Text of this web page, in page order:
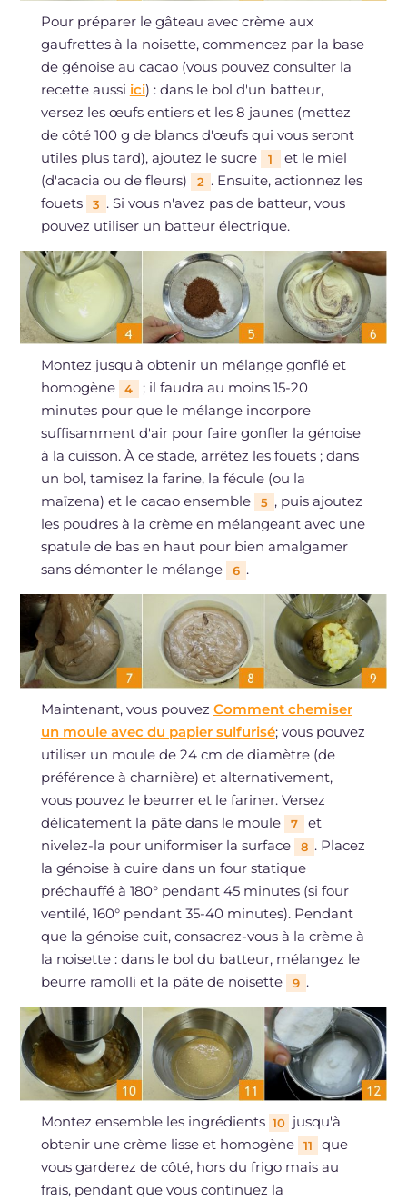
Pour préparer le gâteau avec crème aux
gaufrettes à la noisette, commencez par la base
de génoise au cacao (vous pouvez consulter la
recette aussi ici) : dans le bol d'un batteur,
versez les œufs entiers et les 8 jaunes (mettez
de côté 100 g de blancs d'œufs qui vous seront
utiles plus tard), ajoutez le sucre
1
et le miel
(d'acacia ou de fleurs)
2 . Ensuite, actionnez les
fouets
3 . Si vous n'avez pas de batteur, vous
pouvez utiliser un batteur électrique.
Montez jusqu'à obtenir un mélange gonflé et
homogène
4
; il faudra au moins 15-20
minutes pour que le mélange incorpore
suffisamment d'air pour faire gonfler la génoise
à la cuisson. À ce stade, arrêtez les fouets ; dans
un bol, tamisez la farine, la fécule (ou la
maïzena) et le cacao ensemble
5 , puis ajoutez
les poudres à la crème en mélangeant avec une
spatule de bas en haut pour bien amalgamer
sans démonter le mélange
6 .
Maintenant, vous pouvez Comment chemiser
un moule avec du papier sulfurisé; vous pouvez
utiliser un moule de 24 cm de diamètre (de
préférence à charnière) et alternativement,
vous pouvez le beurrer et le fariner. Versez
délicatement la pâte dans le moule
7
et
nivelez-la pour uniformiser la surface
8 . Placez
la génoise à cuire dans un four statique
préchauffé à 180° pendant 45 minutes (si four
ventilé, 160° pendant 35-40 minutes). Pendant
que la génoise cuit, consacrez-vous à la crème à
la noisette : dans le bol du batteur, mélangez le
beurre ramolli et la pâte de noisette
9 .
Montez ensemble les ingrédients 10 jusqu'à
obtenir une crème lisse et homogène
11
que
vous garderez de côté, hors du frigo mais au
frais, pendant que vous continuez la